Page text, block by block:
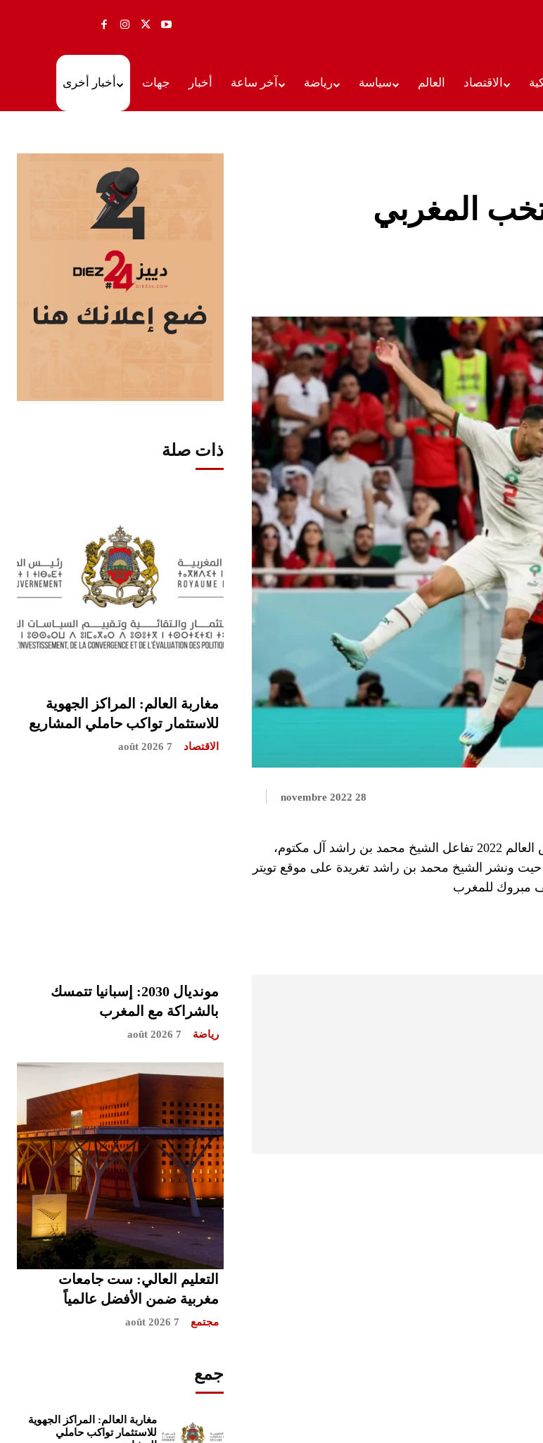
أخبار أخرى جهات أخبار آخر ساعة رياضة سياسة العالم الاقتصاد
ذات صلة
مغاربة العالم: المراكز الجهوية
للاستثمار تواكب حاملي المشاريع
الاقتصاد 7 août 2026
مونديال 2030: إسبانيا تتمسك
بالشراكة مع المغرب
رياضة 7 août 2026
التعليم العالي: ست جامعات
مغربية ضمن الأفضل عالمياً
مجتمع 7 août 2026
جمع
مغاربة العالم: المراكز الجهوية
للاستثمار تواكب حاملي
المغربي
28 novembre 2022
بعد فوز المنتخب المغربي على نظيره البلجيكي ضمن فعاليات منافسات كأس العالم 2022 تفاعل الشيخ محمد بن راشد آل مكتوم،
حيت ونشر الشيخ محمد بن راشد تغريدة على موقع تويتر
مبروك للمغرب